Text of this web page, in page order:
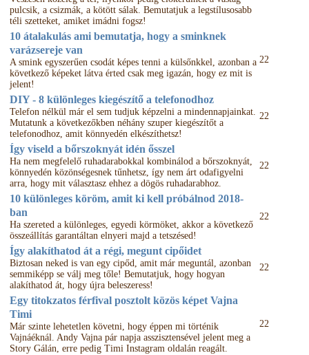
pulcsik, a csizmák, a kötött sálak. Bemutatjuk a legstílusosabb
téli szetteket, amiket imádni fogsz!
10 átalakulás ami bemutatja, hogy a sminknek
varázsereje van
A smink egyszerűen csodát képes tenni a külsőnkkel, azonban a
következő képeket látva érted csak meg igazán, hogy ez mit is
jelent!
22
DIY - 8 különleges kiegészítő a telefonodhoz
Telefon nélkül már el sem tudjuk képzelni a mindennapjainkat.
Mutatunk a következőkben néhány szuper kiegészítőt a
telefonodhoz, amit könnyedén elkészíthetsz!
22
Így viseld a bőrszoknyát idén ősszel
Ha nem megfelelő ruhadarabokkal kombinálod a bőrszoknyát,
könnyedén közönségesnek tűnhetsz, így nem árt odafigyelni
arra, hogy mit választasz ehhez a dögös ruhadarabhoz.
22
10 különleges köröm, amit ki kell próbálnod 2018-
ban
Ha szereted a különleges, egyedi körmöket, akkor a következő
összeállítás garantáltan elnyeri majd a tetszésed!
22
Így alakíthatod át a régi, megunt cipőidet
Biztosan neked is van egy cipőd, amit már meguntál, azonban
semmiképp se válj meg tőle! Bemutatjuk, hogy hogyan
alakíthatod át, hogy újra beleszeress!
22
Egy titokzatos férfival posztolt közös képet Vajna
Timi
Már szinte lehetetlen követni, hogy éppen mi történik
Vajnáéknál. Andy Vajna pár napja asszisztensével jelent meg a
Story Gálán, erre pedig Timi Instagram oldalán reagált.
22